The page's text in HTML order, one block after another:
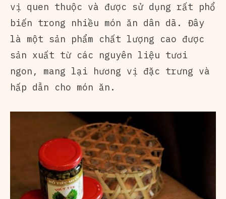
vị quen thuộc và được sử dụng rất phổ
biến trong nhiều món ăn dân dã. Đây
là một sản phẩm chất lượng cao được
sản xuất từ các nguyên liệu tươi
ngon, mang lại hương vị đặc trưng và
hấp dẫn cho món ăn.